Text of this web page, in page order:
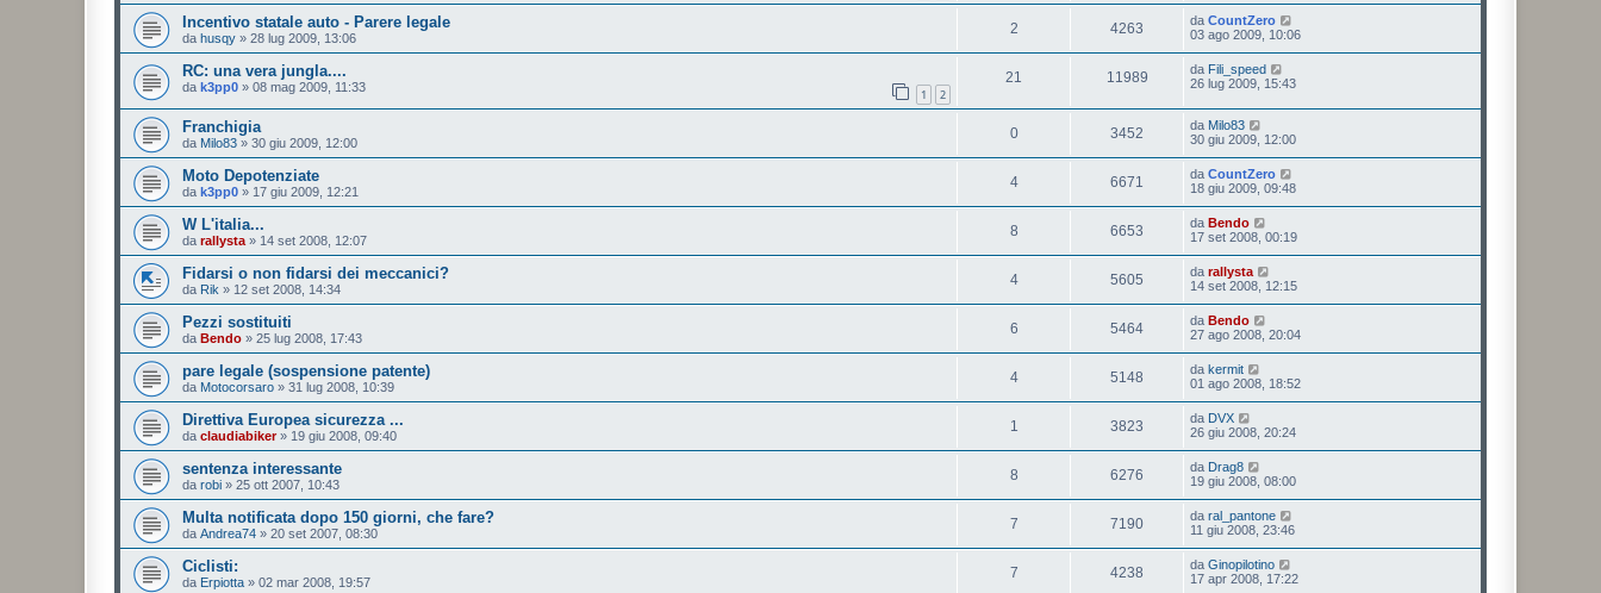
Incentivo statale auto - Parere legale
da husqy » 28 lug 2009, 13:06
2 4263 da CountZero
03 ago 2009, 10:06
RC: una vera jungla....
da k3pp0 » 08 mag 2009, 11:33 1 2
21 11989 da Fili_speed
26 lug 2009, 15:43
Franchigia
da Milo83 » 30 giu 2009, 12:00
0 3452 da Milo83
30 giu 2009, 12:00
Moto Depotenziate
da k3pp0 » 17 giu 2009, 12:21
4 6671 da CountZero
18 giu 2009, 09:48
W L'italia...
da rallysta » 14 set 2008, 12:07
8 6653 da Bendo
17 set 2008, 00:19
Fidarsi o non fidarsi dei meccanici?
da Rik » 12 set 2008, 14:34
4 5605 da rallysta
14 set 2008, 12:15
Pezzi sostituiti
da Bendo » 25 lug 2008, 17:43
6 5464 da Bendo
27 ago 2008, 20:04
pare legale (sospensione patente)
da Motocorsaro » 31 lug 2008, 10:39
4 5148 da kermit
01 ago 2008, 18:52
Direttiva Europea sicurezza ...
da claudiabiker» 19 giu 2008, 09:40
1 3823 da DVX
26 giu 2008, 20:24
sentenza interessante
da robi » 25 ott 2007, 10:43
8 6276 da Drag8
19 giu 2008, 08:00
Multa notificata dopo 150 giorni, che fare?
da Andrea74 » 20 set 2007, 08:30
7 7190 da ral_pantone
11 giu 2008, 23:46
Ciclisti:
da Erpiotta » 02 mar 2008, 19:57
7 4238 da Ginopilotino
17 apr 2008, 17:22